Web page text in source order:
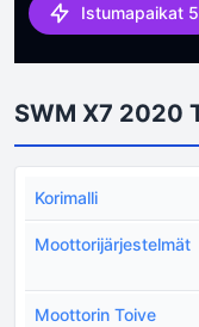
Istumapaikat 5
SWM X7 2020
Korimalli
Moottorijärjestelmät
Moottorin Toive